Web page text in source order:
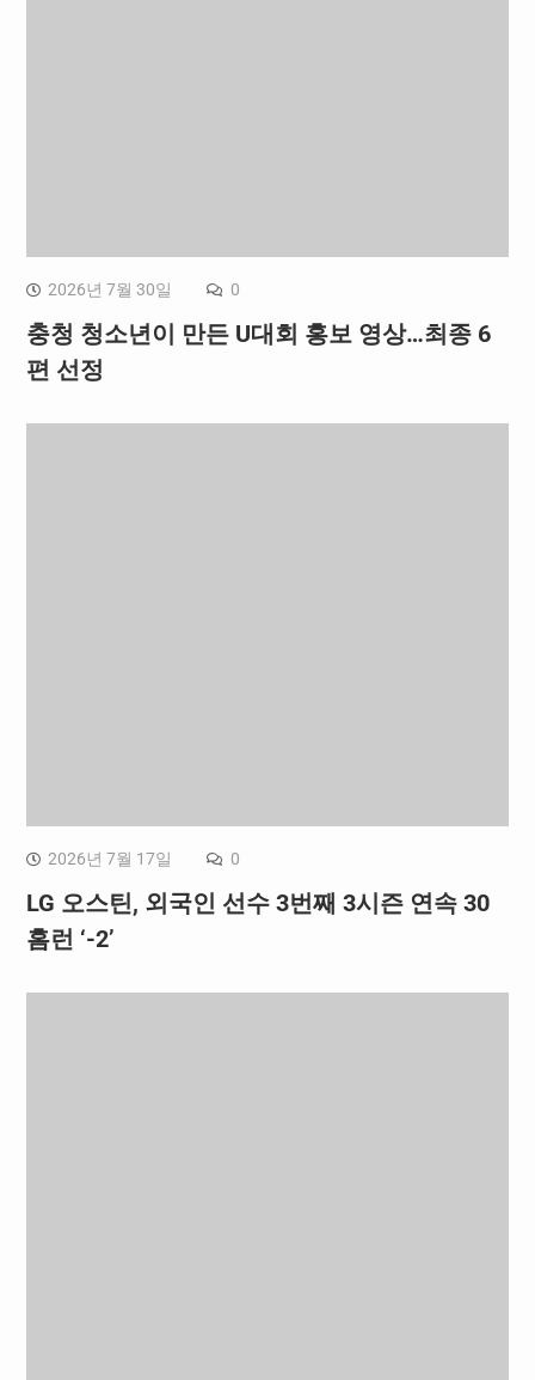
2026년 7월 30일 0
충청 청소년이 만든 U대회 홍보 영상…최종 6
편 선정
2026년 7월 17일 0
LG 오스틴, 외국인 선수 3번째 3시즌 연속 30
홈런 ‘-2’